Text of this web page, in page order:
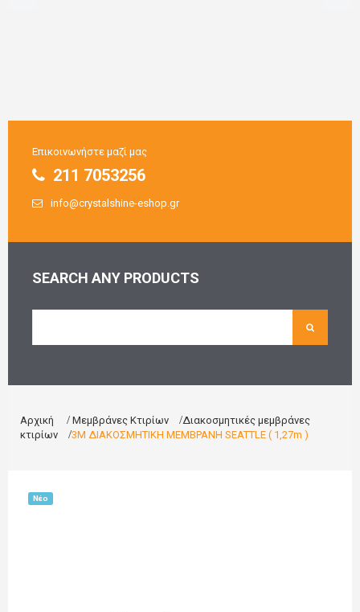
Επικοινωνήστε μαζί μας
211 7053256
info@crystalshine-eshop.gr
SEARCH ANY PRODUCTS
Αρχική Μεμβράνες Κτιρίων
Διακοσμητικές μεμβράνες
κτιρίων
3M ΔΙΑΚΟΣΜΗΤΙΚΗ ΜΕΜΒΡΑΝΗ SEATTLE ( 1,27m )
Νέο